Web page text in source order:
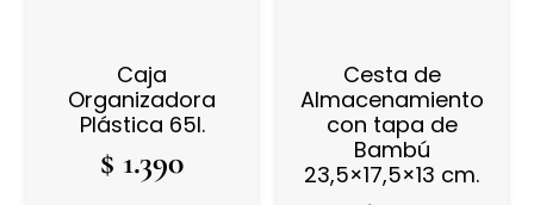
Caja
Organizadora
Plástica 65l.
$ 1.390
Cesta de
Almacenamiento
con tapa de
Bambú
23,5×17,5×13 cm.